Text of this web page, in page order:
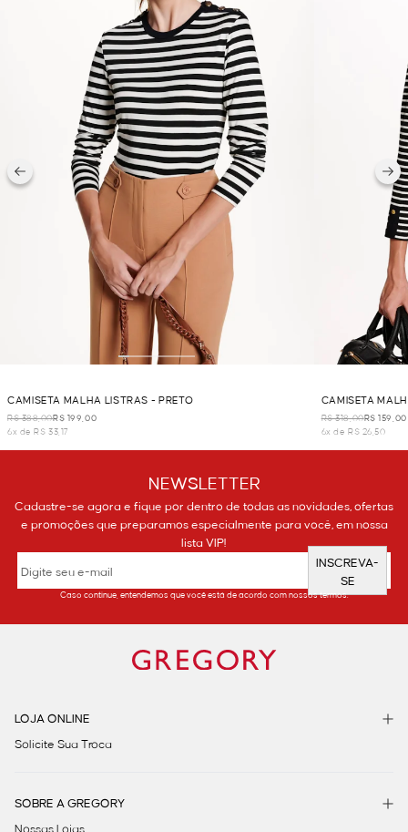
CAMISETA MALHA LISTRAS - PRETO
R$ 388,00R$ 199,00
6x de R$ 33,17
CAMISETA
R$ 318,00R$ 159,00
6x de R$ 26,50
NEWSLETTER
Cadastre-se agora e fique por dentro de todas as novidades, ofertas
e promoções que preparamos especialmente para você, em nossa
lista VIP!
INSCREVA-
SE
Caso continue, entendemos que você está de acordo com nossos termos.
LOJA ONLINE
Solicite Sua Troca
SOBRE A GREGORY